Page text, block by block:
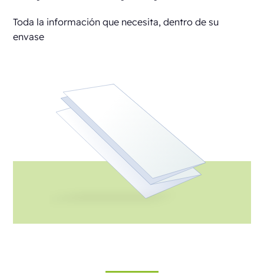
Toda la información que necesita, dentro de su
envase